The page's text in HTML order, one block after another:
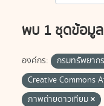
พบ 1 ชุดข้อมูล
องค์กร: กรมทรัพยาก
Creative Commons
ภาพถ่ายดาวเทียม